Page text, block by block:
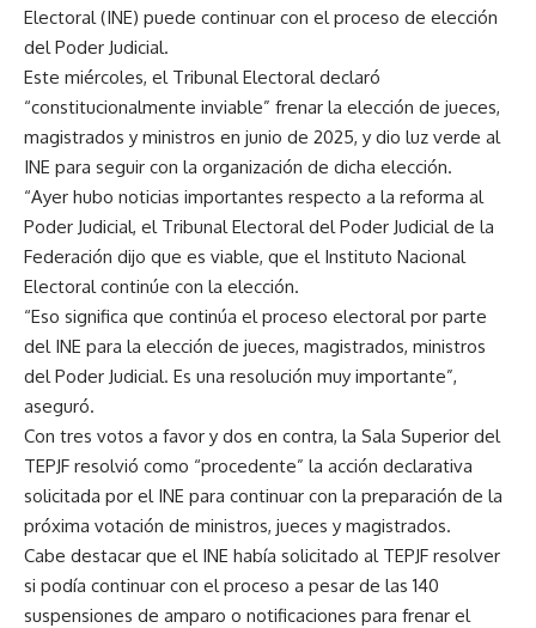
Electoral (INE) puede continuar con el proceso de elección
del Poder Judicial.
Este miércoles, el Tribunal Electoral declaró
“constitucionalmente inviable” frenar la elección de jueces,
magistrados y ministros en junio de 2025, y dio luz verde al
INE para seguir con la organización de dicha elección.
“Ayer hubo noticias importantes respecto a la reforma al
Poder Judicial, el Tribunal Electoral del Poder Judicial de la
Federación dijo que es viable, que el Instituto Nacional
Electoral continúe con la elección.
“Eso significa que continúa el proceso electoral por parte
del INE para la elección de jueces, magistrados, ministros
del Poder Judicial. Es una resolución muy importante”,
aseguró.
Con tres votos a favor y dos en contra, la Sala Superior del
TEPJF resolvió como “procedente” la acción declarativa
solicitada por el INE para continuar con la preparación de la
próxima votación de ministros, jueces y magistrados.
Cabe destacar que el INE había solicitado al TEPJF resolver
si podía continuar con el proceso a pesar de las 140
suspensiones de amparo o notificaciones para frenar el